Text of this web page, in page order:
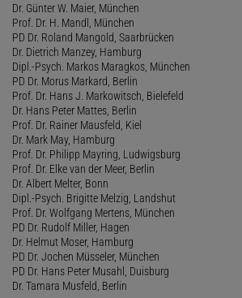
Dr. Günter W. Maier, München
Prof. Dr. H. Mandl, München
PD Dr. Roland Mangold, Saarbrücken
Dr. Dietrich Manzey, Hamburg
Dipl.-Psych. Markos Maragkos, München
PD Dr. Morus Markard, Berlin
Prof. Dr. Hans J. Markowitsch, Bielefeld
Dr. Hans Peter Mattes, Berlin
Prof. Dr. Rainer Mausfeld, Kiel
Dr. Mark May, Hamburg
Prof. Dr. Philipp Mayring, Ludwigsburg
Prof. Dr. Elke van der Meer, Berlin
Dr. Albert Melter, Bonn
Dipl.-Psych. Brigitte Melzig, Landshut
Prof. Dr. Wolfgang Mertens, München
PD Dr. Rudolf Miller, Hagen
Dr. Helmut Moser, Hamburg
PD Dr. Jochen Müsseler, München
PD Dr. Hans Peter Musahl, Duisburg
Dr. Tamara Musfeld, Berlin